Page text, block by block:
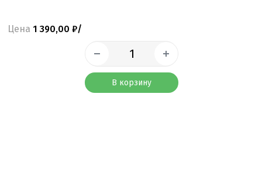
Цена 1 390,00 ₽/
В корзину